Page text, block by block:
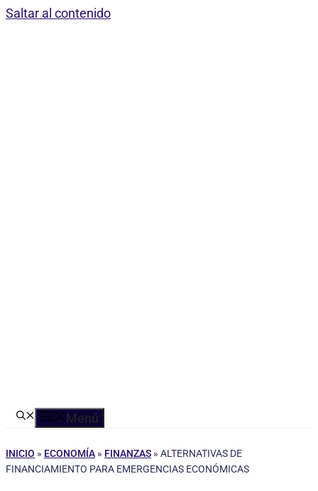
Saltar al contenido
Menú
INICIO » ECONOMÍA » FINANZAS » ALTERNATIVAS DE
FINANCIAMIENTO PARA EMERGENCIAS ECONÓMICAS